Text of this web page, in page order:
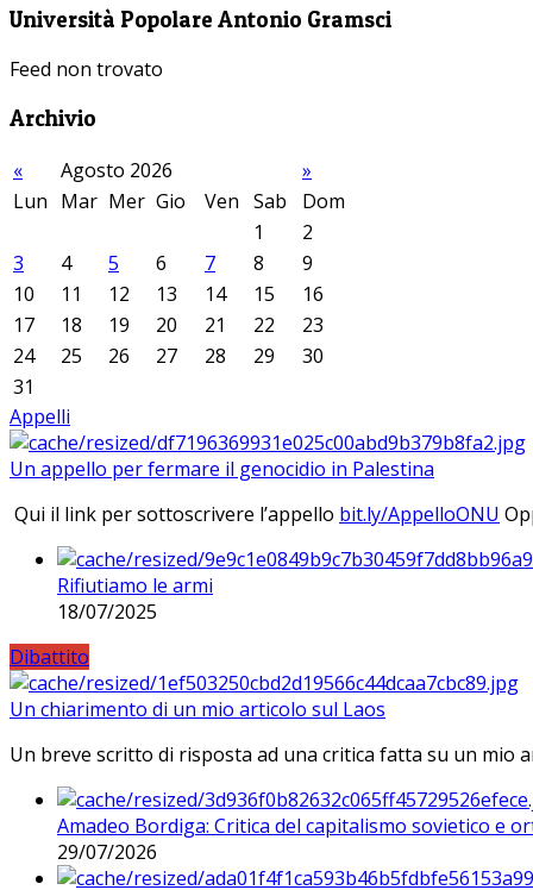
Università Popolare Antonio Gramsci
Feed non trovato
Archivio
« Agosto 2026
»
Lun Mar Mer Gio Ven Sab
Dom
1
2
3
4 5 6 7 8
9
10
11 12 13 14 15
16
17
18 19 20 21 22
23
24
25 26 27 28 29
30
31
Appelli
Un appello per fermare il genocidio in Palestina
Qui il link per sottoscrivere l’appello bit.ly/AppelloONU
Rifiutiamo le armi
18/07/2025
Dibattito
Un chiarimento di un mio articolo sul Laos
Un breve scritto di risposta ad una critica fatta su un mio
Amadeo Bordiga: Critica del capitalismo sovietico e
29/07/2026